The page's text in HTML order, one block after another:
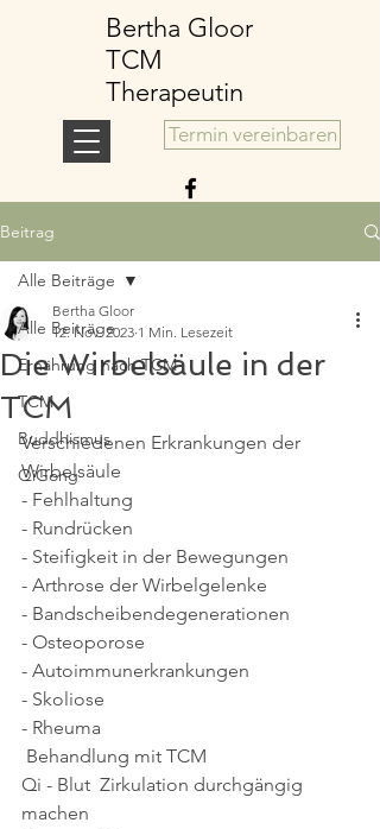
Termin vereinbaren
Bertha Gloor
TCM
Therapeutin
Beitrag
Alle Beiträge
Ernährung nach TCM
TCM
Buddhismus
QiGong
Alle Beiträge
Die Wirbelsäule in der
TCM
Bertha Gloor
12. Nov. 2023 1 Min. Lesezeit
Verschiedenen Erkrankungen der
Wirbelsäule
- Fehlhaltung
- Rundrücken
- Steifigkeit in der Bewegungen
- Arthrose der Wirbelgelenke
- Bandscheibendegenerationen
- Osteoporose
- Autoimmunerkrankungen
- Skoliose
- Rheuma
Behandlung mit TCM
Qi - Blut  Zirkulation durchgängig
machen